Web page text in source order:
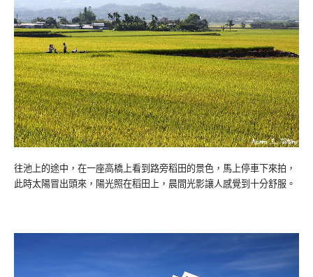
往池上的途中，在一座高橋上看到路旁稻田的景色，馬上停車下來拍，
此時太陽冒出頭來，陽光照在稻田上，晨間光影讓人感覺到十分舒服。